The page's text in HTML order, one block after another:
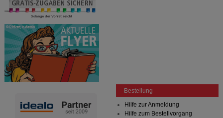
Bestellung
Hilfe zur Anmeldung
Hilfe zum Bestellvorgang